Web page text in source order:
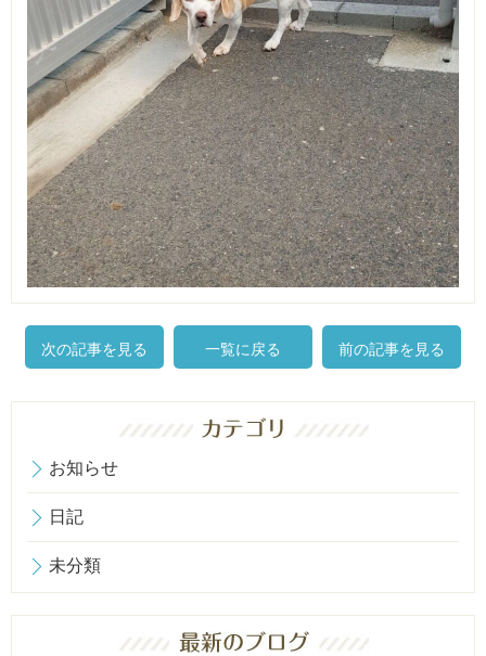
次の記事を見る 一覧に戻る 前の記事を見る
お知らせ
日記
未分類